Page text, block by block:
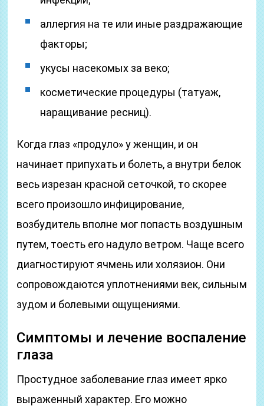
аллергия на те или иные раздражающие
факторы;
укусы насекомых за веко;
косметические процедуры (татуаж,
наращивание ресниц).
Когда глаз «продуло» у женщин, и он
начинает припухать и болеть, а внутри белок
весь изрезан красной сеточкой, то скорее
всего произошло инфицирование,
возбудитель вполне мог попасть воздушным
путем, тоесть его надуло ветром. Чаще всего
диагностируют ячмень или холязион. Они
сопровождаются уплотнениями век, сильным
зудом и болевыми ощущениями.
Симптомы и лечение воспаление
глаза
Простудное заболевание глаз имеет ярко
выраженный характер. Его можно